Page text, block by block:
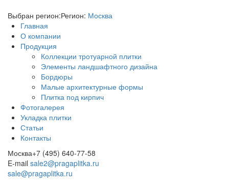
Выбран регион:Регион: Москва
Главная
О компании
Продукция
Коллекции тротуарной плитки
Элементы ландшафтного дизайна
Бордюры
Малые архитектурные формы
Плитка под кирпич
Фотогалерея
Укладка плитки
Статьи
Контакты
Москва+7 (495) 640-77-58
E-mail sale2@pragaplitka.ru
sale@pragaplitka.ru